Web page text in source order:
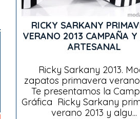
RICKY SARKANY
VERANO 2013 CAMPAÑA Y
ARTESANAL
Ricky Sarkany 2013.
zapatos primavera verano
Te presentamos la
Gráfica Ricky Sarkany
verano 2013 y algu...